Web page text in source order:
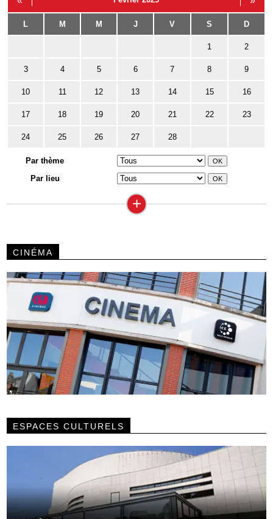
L M M J V S D
1 2
3 4 5 6 7 8 9
10 11 12 13 14 15 16
17 18 19 20 21 22 23
24 25 26 27 28
Par thème
Par lieu
+
CINÉMA
ESPACES CULTURELS